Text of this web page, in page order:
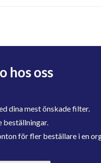
hos oss
dina mest önskade filter.
beställningar.
för fler beställare i en